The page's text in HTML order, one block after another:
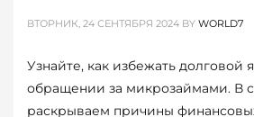
ВТОРНИК, 24 СЕНТЯБРЯ 2024 BY WORLD7
Узнайте, как избежать долговой
обращении за микрозаймами. В
раскрываем причины